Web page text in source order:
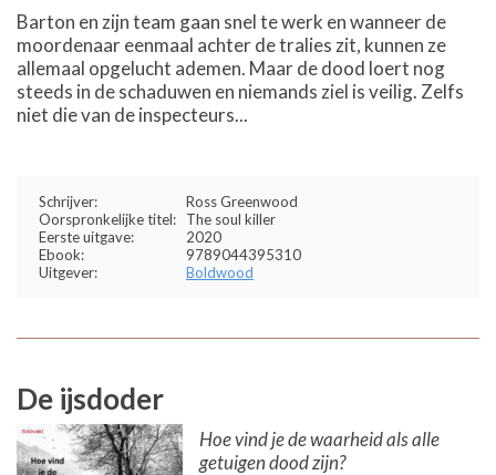
Barton en zijn team gaan snel te werk en wanneer de
moordenaar eenmaal achter de tralies zit, kunnen ze
allemaal opgelucht ademen. Maar de dood loert nog
steeds in de schaduwen en niemands ziel is veilig. Zelfs
niet die van de inspecteurs...
Schrijver:
Ross Greenwood
Oorspronkelijke titel:
The soul killer
Eerste uitgave:
2020
Ebook:
9789044395310
Uitgever:
Boldwood
De ijsdoder
Hoe vind je de waarheid als alle
getuigen dood zijn?